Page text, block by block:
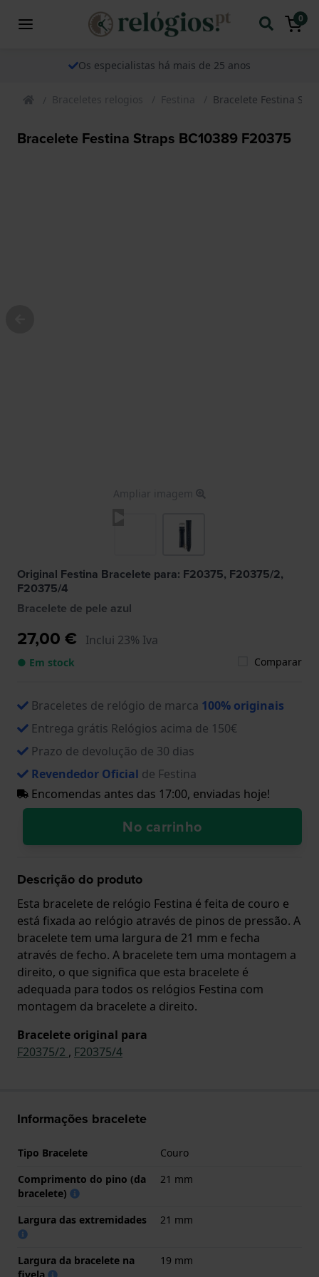
0
Os especialistas há mais de 25 anos
Braceletes relogios Festina Bracelete Festina
Bracelete Festina Straps BC10389 F20375
Ampliar imagem
Original Festina Bracelete para: F20375, F20375/2,
F20375/4
Bracelete de pele azul
27,00 € Inclui 23% Iva
● Em stock Comparar
Braceletes de relógio de marca 100% originais
Entrega grátis Relógios acima de 150€
Prazo de devolução de 30 dias
Revendedor Oficial de Festina
Encomendas antes das 17:00, enviadas hoje!
No carrinho
Descrição do produto
Esta bracelete de relógio Festina é feita de couro e
está fixada ao relógio através de pinos de pressão. A
bracelete tem uma largura de 21 mm e fecha
através de fecho. A bracelete tem uma montagem a
direito, o que significa que esta bracelete é
adequada para todos os relógios Festina com
montagem da bracelete a direito.
Bracelete original para
F20375/2 , F20375/4
Informações bracelete
Tipo Bracelete
Couro
Comprimento do pino (da
bracelete)
21 mm
Largura das extremidades 21 mm
Largura da bracelete na
19 mm